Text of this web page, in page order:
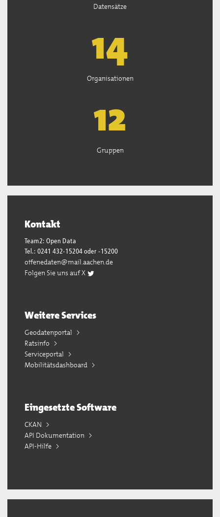
Datensätze
15
Organisationen
13
Gruppen
Kontakt
Team2: Open Data
Tel.: 0241 432-15204 oder -15200
offenedaten@mail.aachen.de
Folgen Sie uns auf X
Weitere Services
Geodatenportal
Ratsinfo
Serviceportal
Mobilitätsdashboard
Eingesetzte Software
CKAN
API Dokumentation
API-Hilfe